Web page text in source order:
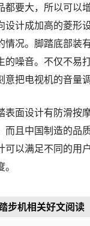
都要大，所以可以
设计成加高的菱形
情况。脚踏底部装
的噪音。不仅不易
把电视机的音量调
表面设计有防滑按
而且中国制造的品
可以满足不同的用
步机相关好文阅读